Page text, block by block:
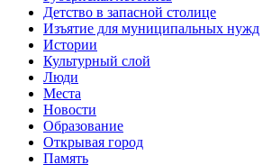
Детство в запасной столице
Изъятие для муниципальных нужд
Истории
Культурный слой
Люди
Места
Новости
Образование
Открывая город
Память